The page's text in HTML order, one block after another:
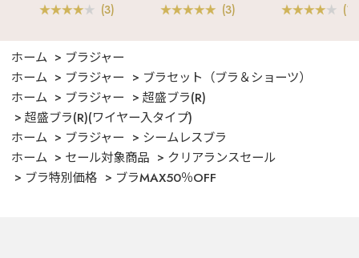
(3) (3) (1)
ホーム
ブラジャー
ホーム
ブラジャー
ブラセット（ブラ＆ショーツ）
ホーム
ブラジャー
超盛ブラ(R)
超盛ブラ(R)(ワイヤー入タイプ)
ホーム
ブラジャー
シームレスブラ
ホーム
セール対象商品
クリアランスセール
ブラ特別価格
ブラMAX50％OFF